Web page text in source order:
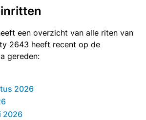
een overzicht van alle riten van
2643 heeft recent op de
gereden:
2026
2026